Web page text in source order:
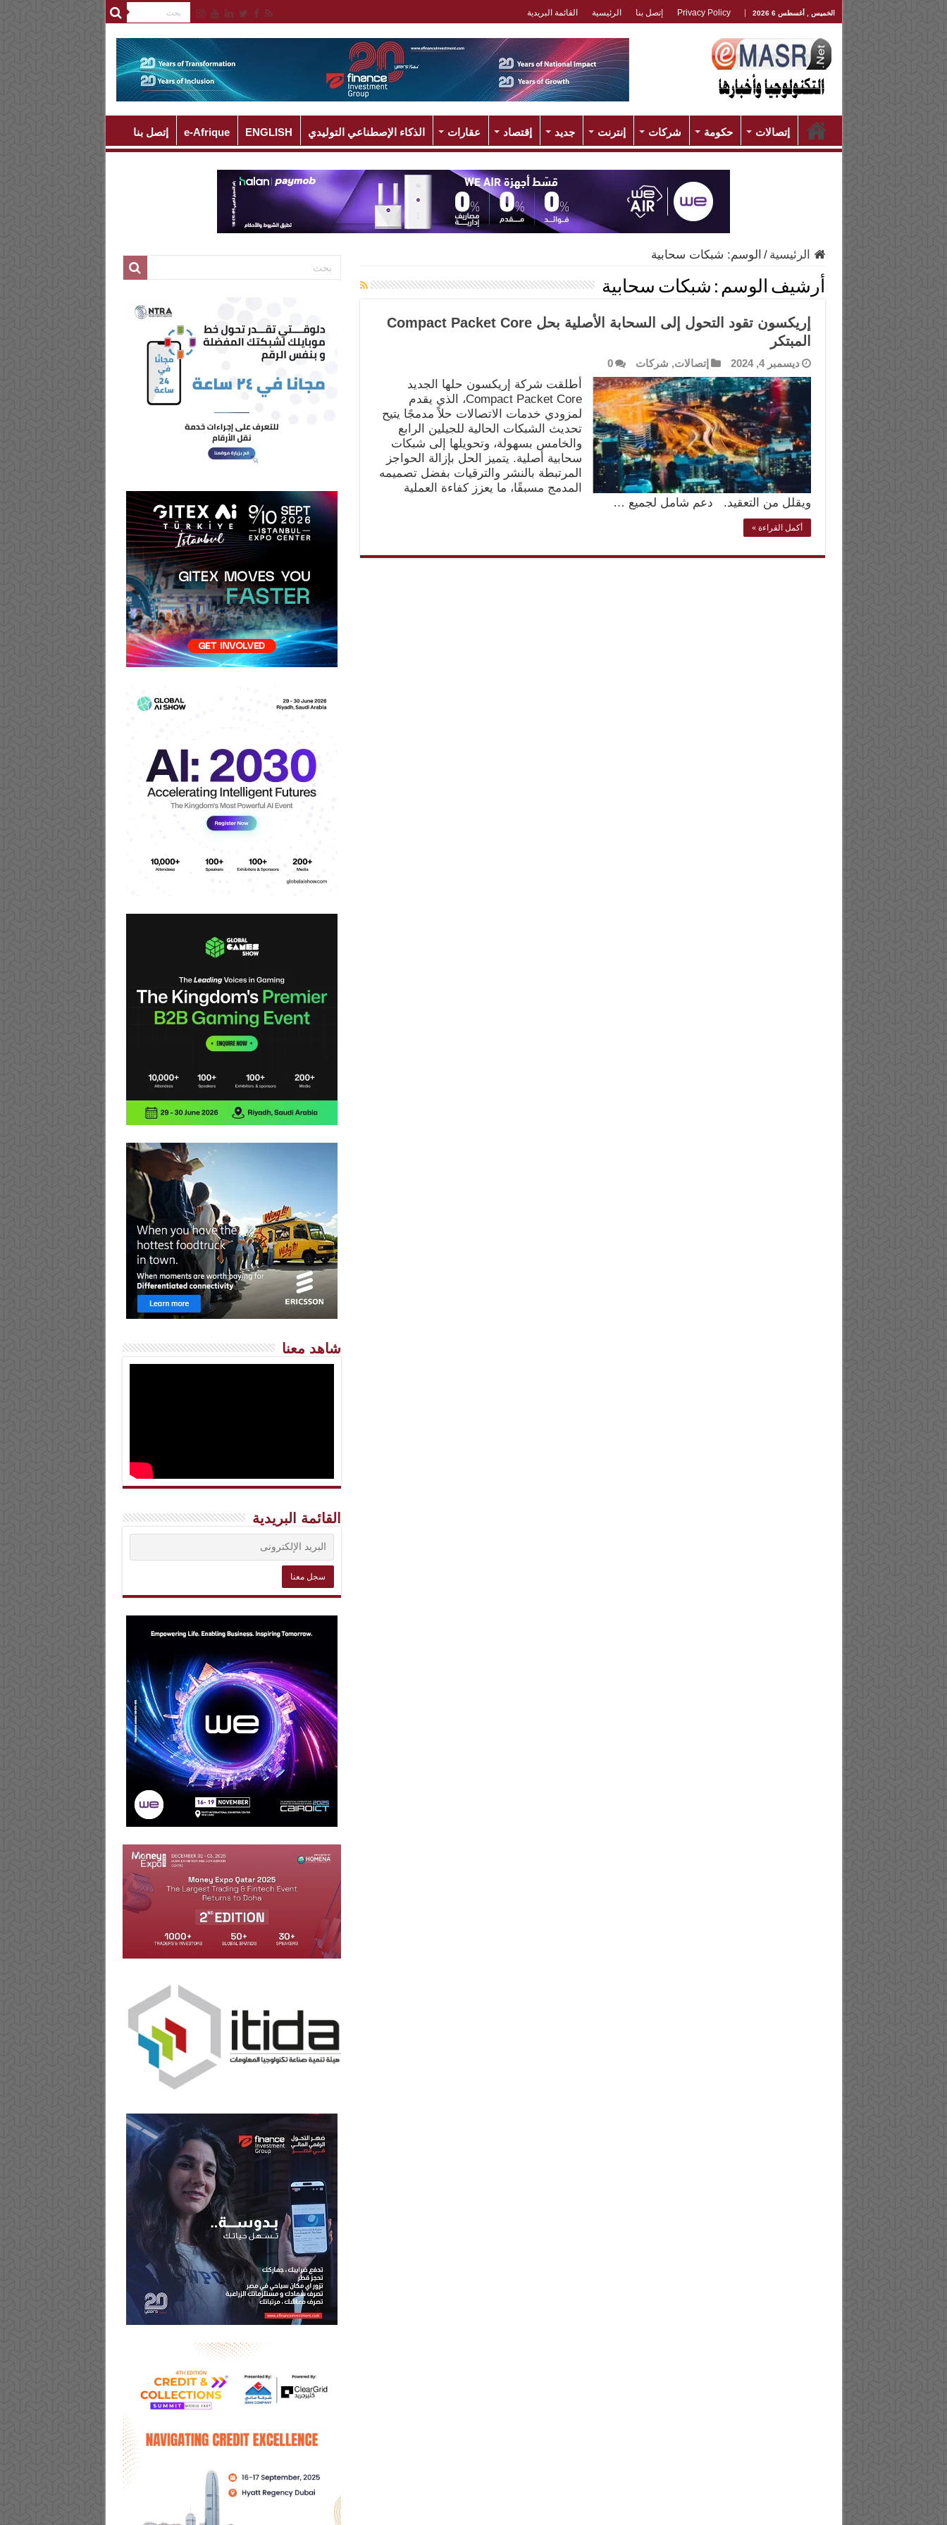
الخميس , أغسطس 6 2026 Privacy Policy إتصل بنا الرئيسية القائمة البريدية
إتصالات حكومة شركات إنترنت جديد إقتصاد عقارات الذكاء الإصطناعي التوليدي ENGLISH
e-Afrique إتصل بنا
الرئيسية / الوسم: شبكات سحابية
أرشيف الوسم : شبكات سحابية
إريكسون تقود التحول إلى السحابة الأصلية بحل Compact Packet Core
المبتكر
ديسمبر 4, 2024 إتصالات, شركات 0
أطلقت شركة إريكسون حلها الجديد
Compact Packet Core، الذي يقدم
لمزودي خدمات الاتصالات حلاً مدمجًا يتيح
تحديث الشبكات الحالية للجيلين الرابع
والخامس بسهولة، وتحويلها إلى شبكات
سحابية أصلية. يتميز الحل بإزالة الحواجز
المرتبطة بالنشر والترقيات بفضل تصميمه
المدمج مسبقًا، ما يعزز كفاءة العملية
ويقلل من التعقيد. دعم شامل لجميع …
أكمل القراءة »
شاهد معنا
القائمة البريدية